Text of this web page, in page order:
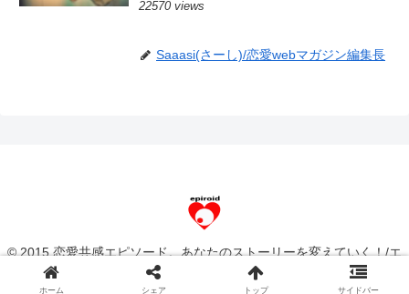
22570 views
Saaasi(さーし)/恋愛webマガジン編集長
© 2015 恋愛共感エピソード。あなたのストーリーを変えていく！/エ
ピロイド[epiroid].
ホーム シェア トップ サイドバー